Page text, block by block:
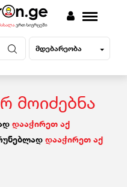
მდებარეობა
მოიძებნა
დააჭირეთ აქ
დააჭირეთ აქ